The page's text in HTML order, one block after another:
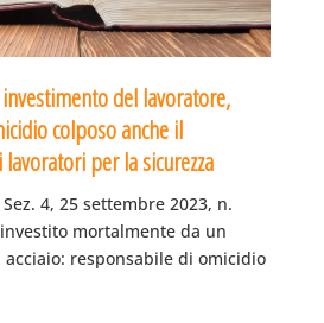
investimento del lavoratore,
colposo anche il
per la sicurezza
4, 25 settembre 2023, n.
mortalmente da un
responsabile di omicidio